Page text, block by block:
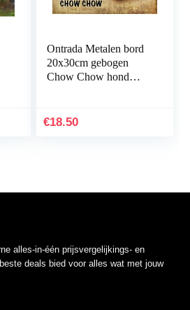
Ontrada Metalen bord
20x30cm gebogen
Chow Chow hond
bord
€18.50
alles-in-één prijsvergelijkings- en
deals bied voor alles wat met jouw